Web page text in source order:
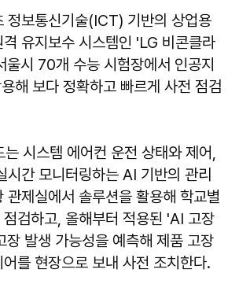
정보통신기술(ICT) 기반의 상업용
유지보수 시스템인 'LG 비콘클라
울시 70개 수능 시험장에서 인공지
해 보다 정확하고 빠르게 사전 점검
는 시스템 에어컨 운전 상태와 제어,
시간 모니터링하는 AI 기반의 관리
관제실에서 솔루션을 활용해 학교별
검하고, 올해부터 적용된 'AI 고장
장 발생 가능성을 예측해 제품 고장
를 현장으로 보내 사전 조치한다.